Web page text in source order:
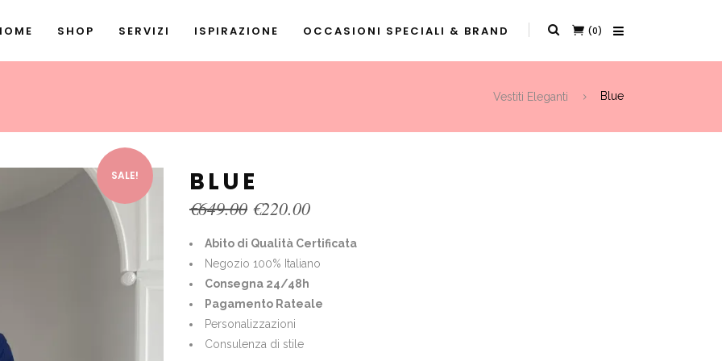
SHOP SERVIZI ISPIRAZIONE OCCASIONI SPECIALI & BRAND (0)
Vestiti Eleganti Blue
SALE! BLUE
€649.00 Original
was:
€649.00.
€220.00Current
is:
€220.00.
Abito di Qualità Certificata
Negozio 100% Italiano
Consegna 24/48h
Pagamento Rateale
Personalizzazioni
Consulenza di stile